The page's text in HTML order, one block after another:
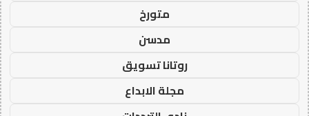
متورخ
مدسن
روتانا تسويق
مجلة الابداع